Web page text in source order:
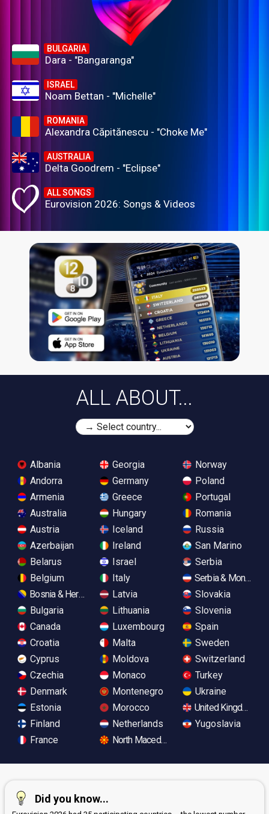
BULGARIA
Dara - "Bangaranga"
ISRAEL
Noam Bettan - "Michelle"
ROMANIA
Alexandra Căpitănescu - "Choke Me"
AUSTRALIA
Delta Goodrem - "Eclipse"
ALL SONGS
Eurovision 2026: Songs & Videos
ALL ABOUT...
Albania
Andorra
Armenia
Australia
Austria
Azerbaijan
Belarus
Belgium
Bosnia & Herzegovina
Bulgaria
Canada
Croatia
Cyprus
Czechia
Denmark
Estonia
Finland
France
Georgia
Germany
Greece
Hungary
Iceland
Ireland
Israel
Italy
Latvia
Lithuania
Luxembourg
Malta
Moldova
Monaco
Montenegro
Morocco
Netherlands
North Macedonia
Norway
Poland
Portugal
Romania
Russia
San Marino
Serbia
Serbia &
Slovakia
Slovenia
Spain
Sweden
Switzerland
Turkey
Ukraine
United Kingdom
Yugoslavia
Did you know...